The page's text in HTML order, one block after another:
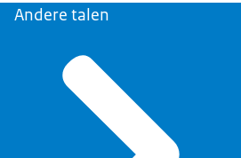
Andere talen